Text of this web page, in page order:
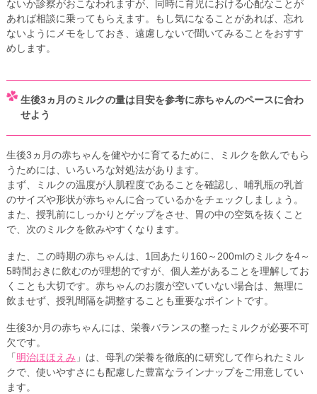
ないか診察がおこなわれますが、同時に育児における心配なことが
あれば相談に乗ってもらえます。もし気になることがあれば、忘れ
ないようにメモをしておき、遠慮しないで聞いてみることをおすす
めします。
生後3ヵ月のミルクの量は目安を参考に赤ちゃんのペースに合わ
せよう
生後3ヵ月の赤ちゃんを健やかに育てるために、ミルクを飲んでもら
うためには、いろいろな対処法があります。
まず、ミルクの温度が人肌程度であることを確認し、哺乳瓶の乳首
のサイズや形状が赤ちゃんに合っているかをチェックしましょう。
また、授乳前にしっかりとゲップをさせ、胃の中の空気を抜くこと
で、次のミルクを飲みやすくなります。
また、この時期の赤ちゃんは、1回あたり160～200mlのミルクを4～
5時間おきに飲むのが理想的ですが、個人差があることを理解してお
くことも大切です。赤ちゃんのお腹が空いていない場合は、無理に
飲ませず、授乳間隔を調整することも重要なポイントです。
生後3か月の赤ちゃんには、栄養バランスの整ったミルクが必要不可
欠です。
「 明治ほほえみ 」は、母乳の栄養を徹底的に研究して作られたミル
クで、使いやすさにも配慮した豊富なラインナップをご用意してい
ます。